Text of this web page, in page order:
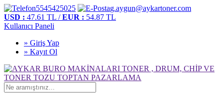
5545425025
g.aygun@aykartoner.com
USD : 47.61 TL /EUR : 54.87 TL
Kullanıcı Paneli
» Giriş Yap
» Kayıt Ol